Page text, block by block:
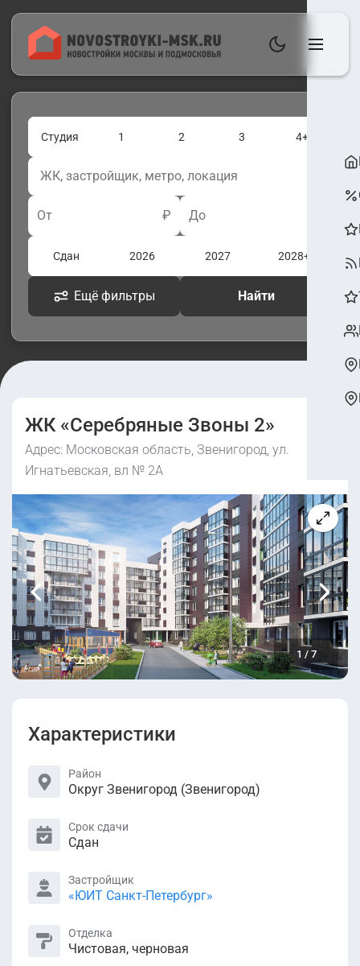
Студия 1 2 3 4+
От ₽ До
Сдан 2026 2027 2028+
Ещё фильтры Найти
ЖК «Серебряные Звоны 2»
Адрес: Московская область, Звенигород, ул.
Игнатьевская, вл № 2А
1 / 7
Характеристики
Район
Округ Звенигород (Звенигород)
Срок сдачи
Сдан
Застройщик
«ЮИТ Санкт-Петербург»
Отделка
Чистовая, черновая